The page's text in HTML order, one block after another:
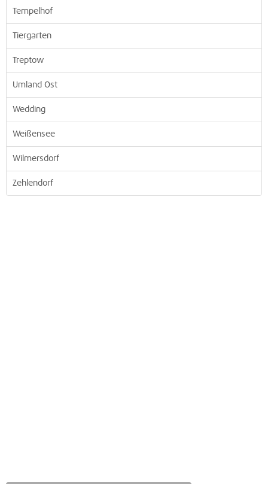
Tempelhof
Tiergarten
Treptow
Umland Ost
Wedding
Weißensee
Wilmersdorf
Zehlendorf